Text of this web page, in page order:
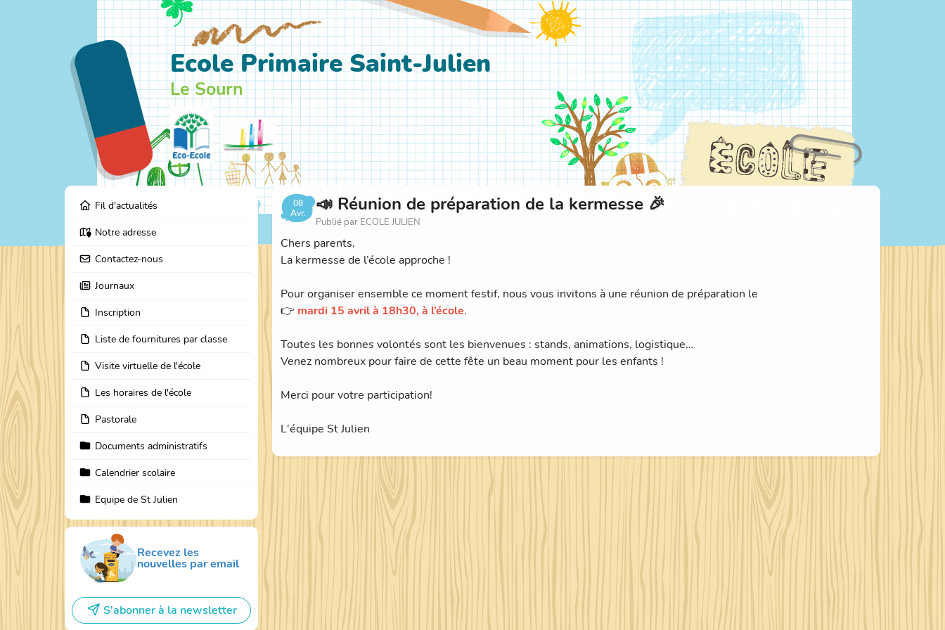
Ecole Primaire Saint-Julien
Le Sourn
Fil d'actualités
Notre adresse
Contactez-nous
Journaux
Inscription
Liste de fournitures par classe
Visite virtuelle de l'école
Les horaires de l'école
Pastorale
Documents administratifs
Calendrier scolaire
Equipe de St Julien
Recevez les
nouvelles par email
S'abonner à la newsletter
08
Avr.
📣 Réunion de préparation de la kermesse 🎉
Publié par ECOLE JULIEN
Chers parents,
La kermesse de l’école approche !
Pour organiser ensemble ce moment festif, nous vous invitons à une réunion de préparation le
👉 mardi 15 avril à 18h30, à l’école.
Toutes les bonnes volontés sont les bienvenues : stands, animations, logistique…
Venez nombreux pour faire de cette fête un beau moment pour les enfants !
Merci pour votre participation!
L'équipe St Julien